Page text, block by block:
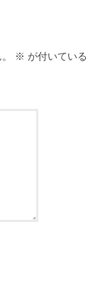
※ が付いている